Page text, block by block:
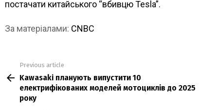
постачати китайського “вбивцю Tesla”.
За матеріалами: CNBC
more
Previous article
Kawasaki планують випустити 10
електрифікованих моделей мотоциклів до 2025
року